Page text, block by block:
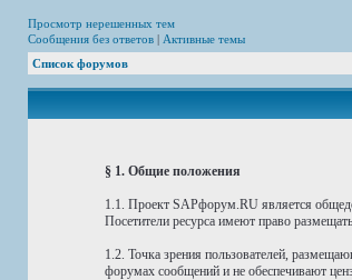
Просмотр нерешенных тем
Сообщения без ответов | Активные темы
Список форумов
§ 1. Общие положения
1.1. Проект SAPфорум.RU является
Посетители ресурса имеют право
1.2. Точка зрения пользователей,
форумах сообщений и не обеспечивают